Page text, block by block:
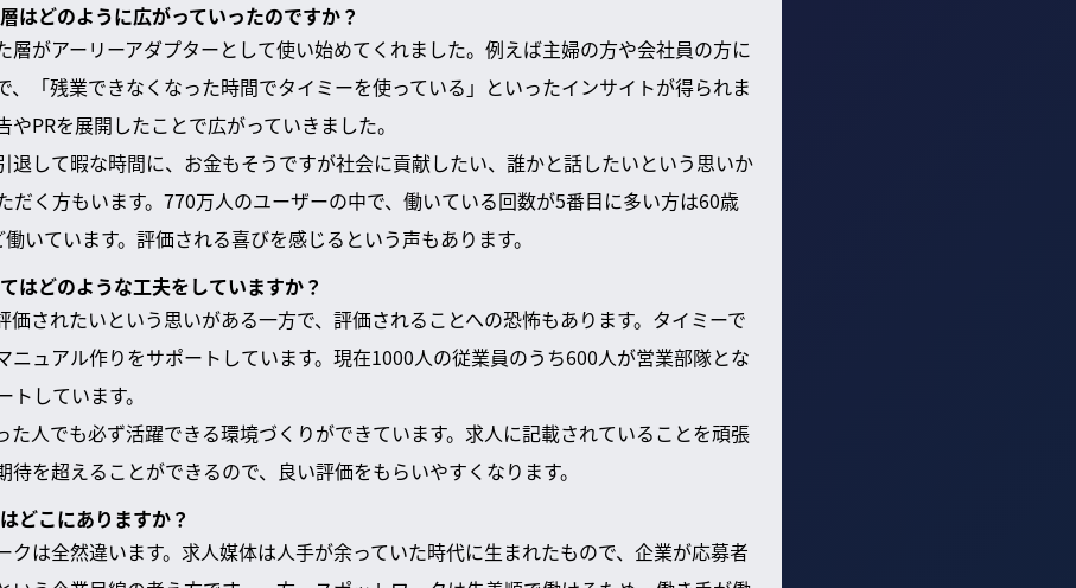
はどのように広がっていったのですか？
層がアーリーアダプターとして使い始めてくれました。例えば主婦の方や会社員の方に
、「残業できなくなった時間でタイミーを使っている」といったインサイトが得られま
やPRを展開したことで広がっていきました。
退して暇な時間に、お金もそうですが社会に貢献したい、誰かと話したいという思いか
だく方もいます。770万人のユーザーの中で、働いている回数が5番目に多い方は60歳
いています。評価される喜びを感じるという声もあります。
はどのような工夫をしていますか？
価されたいという思いがある一方で、評価されることへの恐怖もあります。タイミーで
ニュアル作りをサポートしています。現在1000人の従業員のうち600人が営業部隊とな
しています。
た人でも必ず活躍できる環境づくりができています。求人に記載されていることを頑張
待を超えることができるので、良い評価をもらいやすくなります。
どこにありますか？
クは全然違います。求人媒体は人手が余っていた時代に生まれたもので、企業が応募者